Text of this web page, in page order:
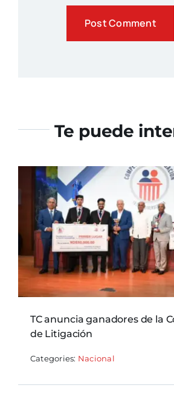
Te puede
TC anuncia ganadores de la
de Litigación
Categories: Nacional